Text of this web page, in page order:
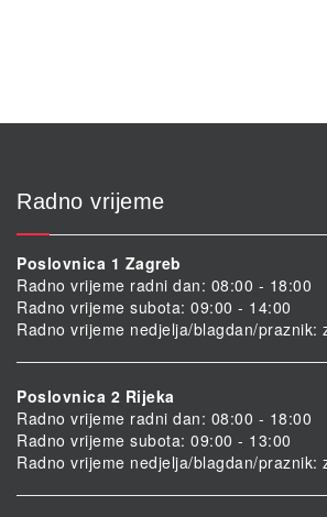
Radno vrijeme
Poslovnica 1 Zagreb
Radno vrijeme radni dan: 08:00 - 18:00
Radno vrijeme subota: 09:00 - 14:00
Radno vrijeme nedjelja/blagdan/praznik:
Poslovnica 2 Rijeka
Radno vrijeme radni dan: 08:00 - 18:00
Radno vrijeme subota: 09:00 - 13:00
Radno vrijeme nedjelja/blagdan/praznik: